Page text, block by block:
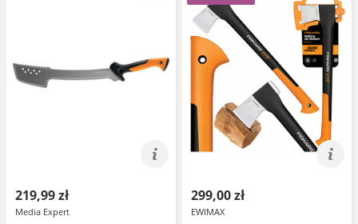
219,99 zł
Media Expert
299,00 zł
EWIMAX